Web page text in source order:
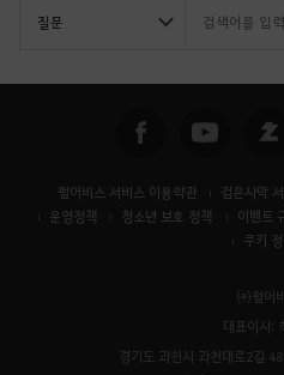
펄어비스 서비스 이용약관 검은사막
운영정책 청소년 보호 정책 이벤트
쿠키
㈜펄어
대표이사:
경기도 과천시 과천대로2길